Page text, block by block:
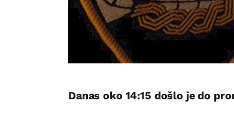
Danas oko 14:15 došlo je do